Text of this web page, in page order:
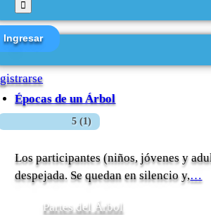
Ingresar
Épocas de un Árbol
5 (1)
Los participantes (niños, jóvenes y
despejada. Se quedan en silencio y,…
Partes del Árbol